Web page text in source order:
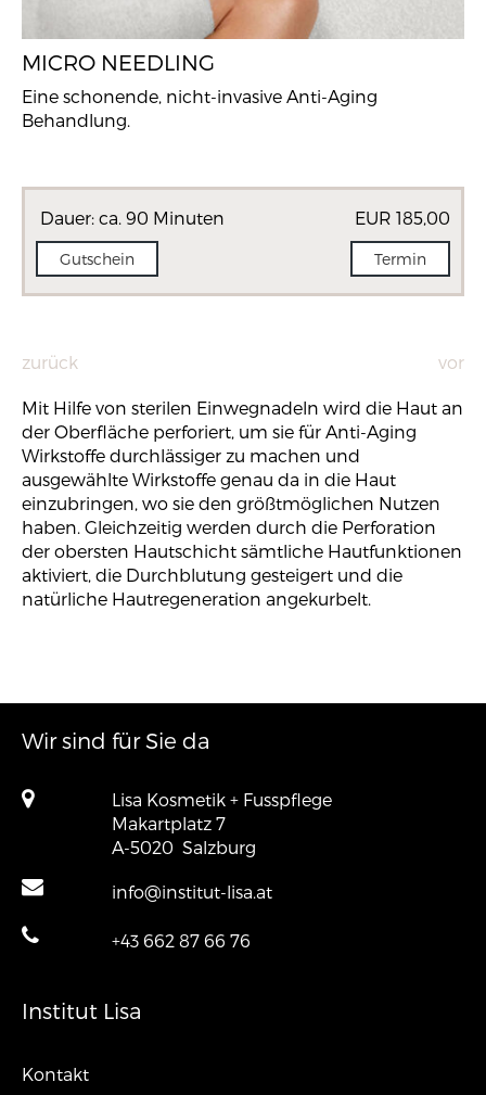
MICRO NEEDLING
Eine schonende, nicht-invasive Anti-Aging
Behandlung.
Dauer: ca. 90 Minuten EUR 185,00
Gutschein Termin
zurück vor
Mit Hilfe von sterilen Einwegnadeln wird die Haut an
der Oberfläche perforiert, um sie für Anti-Aging
Wirkstoffe durchlässiger zu machen und
ausgewählte Wirkstoffe genau da in die Haut
einzubringen, wo sie den größtmöglichen Nutzen
haben. Gleichzeitig werden durch die Perforation
der obersten Hautschicht sämtliche Hautfunktionen
aktiviert, die Durchblutung gesteigert und die
natürliche Hautregeneration angekurbelt.
Wir sind für Sie da
Lisa Kosmetik + Fusspflege
Makartplatz 7
A-5020 Salzburg
info@institut-lisa.at
+43 662 87 66 76
Institut Lisa
Kontakt